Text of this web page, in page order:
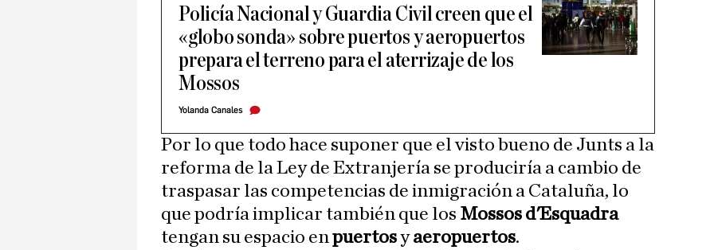
Policía Nacional y Guardia Civil creen que el
«globo sonda» sobre puertos y aeropuertos
prepara el terreno para el aterrizaje de los
Mossos
Yolanda Canales
Por lo que todo hace suponer que el visto bueno de Junts a la
reforma de la Ley de Extranjería se produciría a cambio de
traspasar las competencias de inmigración a Cataluña, lo
que podría implicar también que los Mossos d'Esquadra
tengan su espacio enpuertosyaeropuertos.